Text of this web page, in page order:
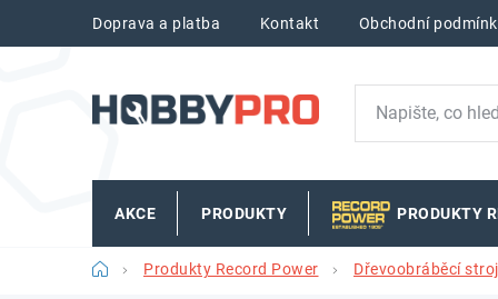
Doprava a platba Kontakt Obchodní
AKCE PRODUKTY PRODUKTY
DomůProdukty Record Power Dřevoobráběcí